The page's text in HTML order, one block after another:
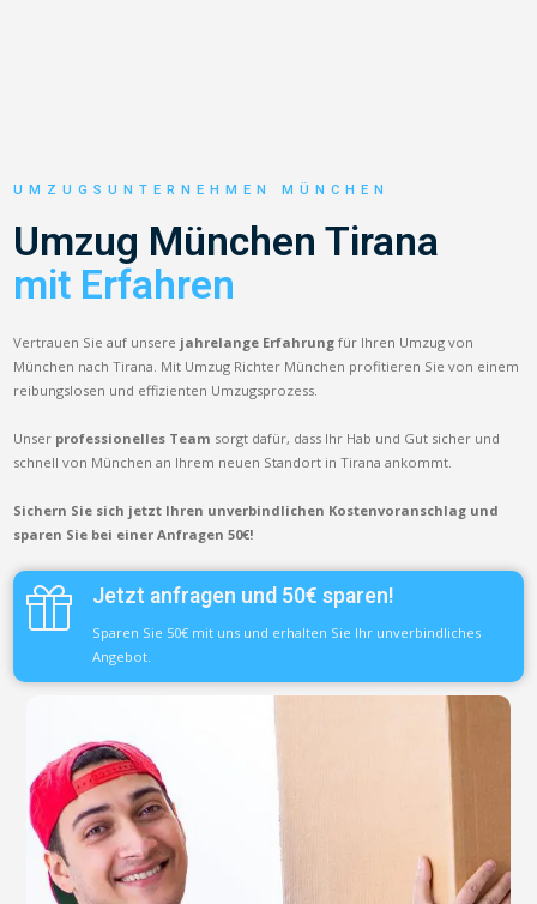
UMZUGSUNTERNEHMEN MÜNCHEN
Umzug München Tirana
mit Erfahren
Vertrauen Sie auf unsere jahrelange Erfahrung für Ihren Umzug von
München nach Tirana. Mit Umzug Richter München profitieren Sie von einem
reibungslosen und effizienten Umzugsprozess.
Unser professionelles Team sorgt dafür, dass Ihr Hab und Gut sicher und
schnell von München an Ihrem neuen Standort in Tirana ankommt.
Sichern Sie sich jetzt Ihren unverbindlichen Kostenvoranschlag und
sparen Sie bei einer Anfragen 50€!
Jetzt anfragen und 50€ sparen!
Sparen Sie 50€ mit uns und erhalten Sie Ihr unverbindliches
Angebot.